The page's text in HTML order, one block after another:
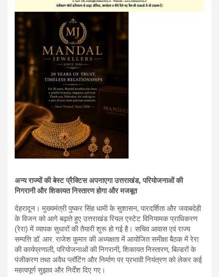
अन्य राज्यों की बेस्ट प्रैक्टिस अपनाएगा उत्तराखंड, परियोजनाओं की
निगरानी और शिकायत निस्तारण होगा और मजबूत
देहरादून। मुख्यमंत्री पुष्कर सिंह धामी के सुशासन, पारदर्शिता और जवाबदेही
के विजन को आगे बढ़ाते हुए उत्तराखंड रियल एस्टेट विनियामक प्राधिकरण
(रेरा) में व्यापक सुधारों की तैयारी शुरू हो गई है। सचिव आवास एवं राज्य
सम्पत्ति डॉ. आर. राजेश कुमार की अध्यक्षता में आयोजित समीक्षा बैठक में रेरा
की कार्यप्रणाली, परियोजनाओं की निगरानी, शिकायत निस्तारण, बिल्डरों के
पंजीकरण तथा अवैध प्लॉटिंग और निर्माण पर प्रभावी नियंत्रण को लेकर कई
महत्वपूर्ण सुझाव और निर्देश दिए गए।